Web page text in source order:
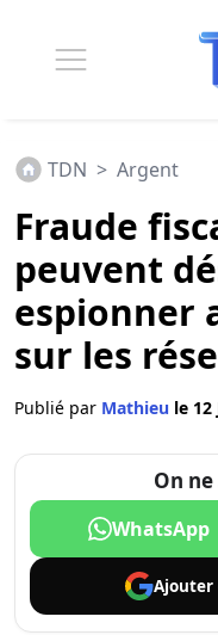
TDN > Argent
Fraude
peuvent
espionner
sur les
Publié par Mathieu le 12
On
WhatsApp
Ajouter